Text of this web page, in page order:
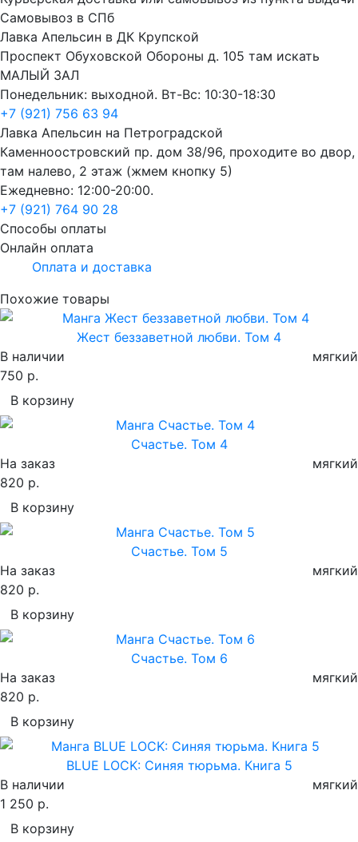
Самовывоз в СПб
Лавка Апельсин в ДК Крупской
Проспект Обуховской Обороны д. 105 там искать
МАЛЫЙ ЗАЛ
Понедельник: выходной. Вт-Вс: 10:30-18:30
+7 (921) 756 63 94
Лавка Апельсин на Петроградской
Каменноостровский пр. дом 38/96, проходите во двор,
там налево, 2 этаж (жмем кнопку 5)
Ежедневно: 12:00-20:00.
+7 (921) 764 90 28
Способы оплаты
Онлайн оплата
Оплата и доставка
Похожие товары
Жест беззаветной любви. Том 4
В наличии
мягкий
750 р.
В корзину
Счастье. Том 4
На заказ
мягкий
820 р.
В корзину
Счастье. Том 5
На заказ
мягкий
820 р.
В корзину
Счастье. Том 6
На заказ
мягкий
820 р.
В корзину
BLUE LOCK: Синяя тюрьма. Книга 5
В наличии
мягкий
1 250 р.
В корзину